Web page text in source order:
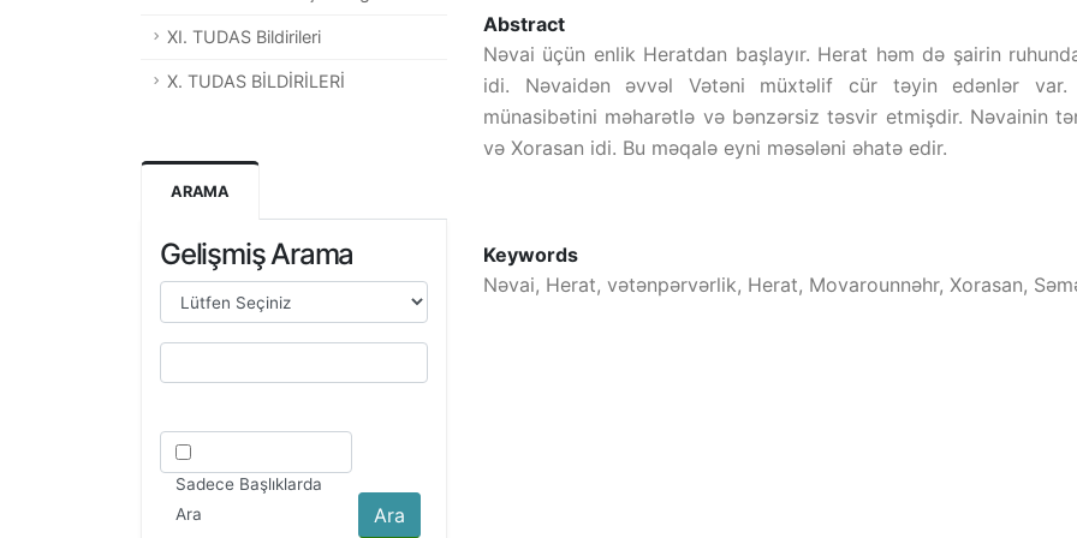
XI. TUDAS Bildirileri
X. TUDAS BİLDİRİLERİ
ARAMA
Gelişmiş Arama
Sadece Başlıklarda
Ara
Abstract
Nəvai üçün enlik Heratdan başlayır. Herat həm də şairin
idi. Nəvaidən əvvəl Vətəni müxtəlif cür təyin edənlər
münasibətini məharətlə və bənzərsiz təsvir etmişdir. Nəvainin
və Xorasan idi. Bu məqalə eyni məsələni əhatə edir.
Keywords
Nəvai, Herat, vətənpərvərlik, Herat, Movarounnəhr, Xorasan,